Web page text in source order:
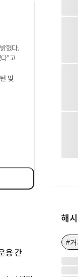
혔다.
"고
및
용 간
해
#거